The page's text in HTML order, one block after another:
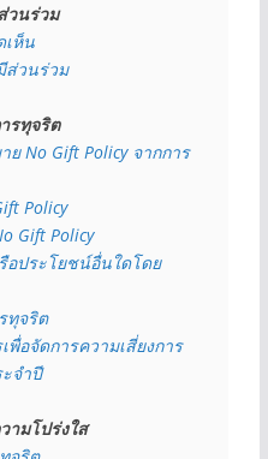
วนร่วม
เห็น
ส่วนร่วม
รทุจริต
No Gift Policy จากการ
Policy
Gift Policy
อประโยชน์อื่นใดโดย
ทุจริต
พื่อจัดการความเสี่ยงการ
จำปี
ามโปร่งใส